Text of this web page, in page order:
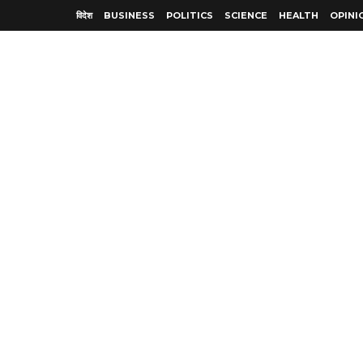
विदेश BUSINESS POLITICS SCIENCE HEALTH